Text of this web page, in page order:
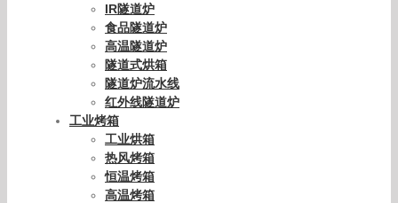
IR隧道炉
食品隧道炉
高温隧道炉
隧道式烘箱
隧道炉流水线
红外线隧道炉
工业烤箱
工业烘箱
热风烤箱
恒温烤箱
高温烤箱